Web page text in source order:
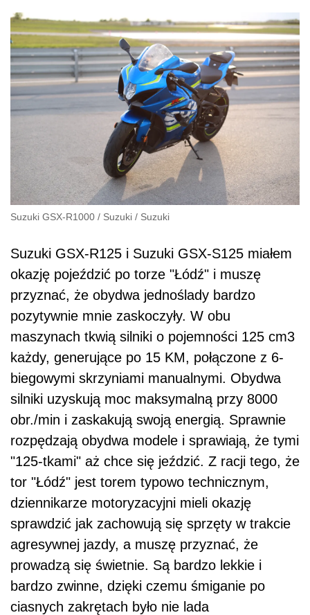
Suzuki GSX-R1000 / Suzuki / Suzuki
Suzuki GSX-R125 i Suzuki GSX-S125 miałem
okazję pojeździć po torze "Łódź" i muszę
przyznać, że obydwa jednoślady bardzo
pozytywnie mnie zaskoczyły. W obu
maszynach tkwią silniki o pojemności 125 cm3
każdy, generujące po 15 KM, połączone z 6-
biegowymi skrzyniami manualnymi. Obydwa
silniki uzyskują moc maksymalną przy 8000
obr./min i zaskakują swoją energią. Sprawnie
rozpędzają obydwa modele i sprawiają, że tymi
"125-tkami" aż chce się jeździć. Z racji tego, że
tor "Łódź" jest torem typowo technicznym,
dziennikarze motoryzacyjni mieli okazję
sprawdzić jak zachowują się sprzęty w trakcie
agresywnej jazdy, a muszę przyznać, że
prowadzą się świetnie. Są bardzo lekkie i
bardzo zwinne, dzięki czemu śmiganie po
ciasnych zakrętach było nie lada